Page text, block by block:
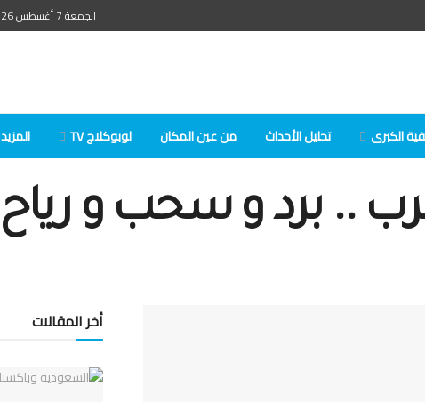
الجمعة 7 أغسطس 2026
الكبرى تحلیل الأحداث من عين المكان لوبوكلاج TV المزيد
.. برد و سحب و رياح
أخر المقالات